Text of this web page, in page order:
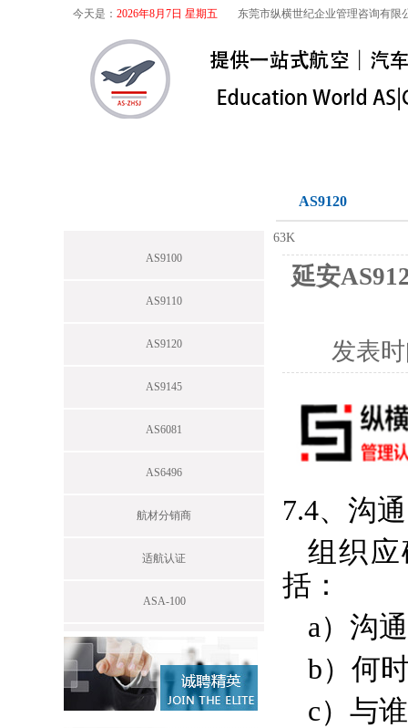
今天是： 2026年8月7日 星期五 东莞市纵横世纪企业管理咨询有限
AS9100
AS9110
AS9120
AS9145
AS6081
AS6496
航材分销商
适航认证
ASA-100
AS9120
63K
延安
发表
7.4、沟通
组织
括：
a）沟
b）何
c）与